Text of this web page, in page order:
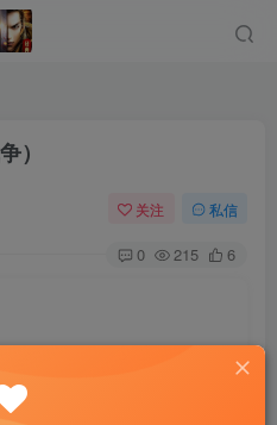
）
关注 私信
0 215 6
￥